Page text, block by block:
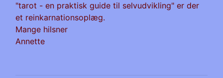
"tarot - en praktisk guide til selvudvikling" er der
et reinkarnationsoplæg.
Mange hilsner
Annette